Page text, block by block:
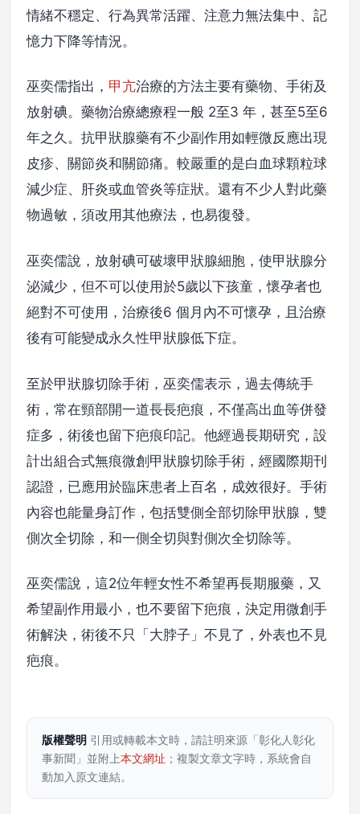
情緒不穩定、行為異常活躍、注意力無法集中、記
憶力下降等情況。
巫奕儒指出， 甲亢治療的方法主要有藥物、手術及
放射碘。藥物治療總療程一般 2至3 年，甚至5至6
年之久。抗甲狀腺藥有不少副作用如輕微反應出現
皮疹、關節炎和關節痛。較嚴重的是白血球顆粒球
減少症、肝炎或血管炎等症狀。還有不少人對此藥
物過敏，須改用其他療法，也易復發。
巫奕儒說，放射碘可破壞甲狀腺細胞，使甲狀腺分
泌減少，但不可以使用於5歲以下孩童，懷孕者也
絕對不可使用，治療後6 個月內不可懷孕，且治療
後有可能變成永久性甲狀腺低下症。
至於甲狀腺切除手術，巫奕儒表示，過去傳統手
術，常在頸部開一道長長疤痕，不僅高出血等併發
症多，術後也留下疤痕印記。他經過長期研究，設
計出組合式無痕微創甲狀腺切除手術，經國際期刊
認證，已應用於臨床患者上百名，成效很好。手術
內容也能量身訂作，包括雙側全部切除甲狀腺，雙
側次全切除，和一側全切與對側次全切除等。
巫奕儒說，這2位年輕女性不希望再長期服藥，又
希望副作用最小，也不要留下疤痕，決定用微創手
術解決，術後不只「大脖子」不見了，外表也不見
疤痕。
版權聲明 引用或轉載本文時，請註明來源「彰化人彰化
事新聞」並附上本文網址 ；複製文章文字時，系統會自
動加入原文連結。